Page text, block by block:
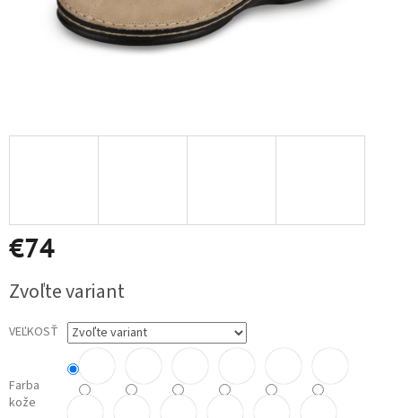
€74
cena:
Zvoľte variant
VEĽKOSŤ
Farba
kože